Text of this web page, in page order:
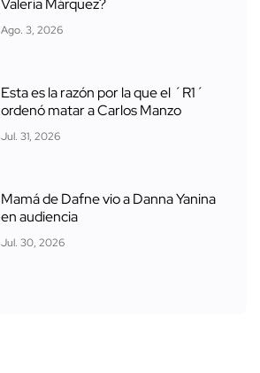
Valeria Márquez?
Ago. 3, 2026
Esta es la razón por la que el ´R1´
ordenó matar a Carlos Manzo
Jul. 31, 2026
Mamá de Dafne vio a Danna Yanina
en audiencia
Jul. 30, 2026